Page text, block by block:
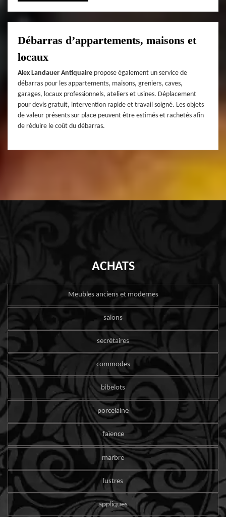
Débarras d’appartements, maisons et
locaux
Alex Landauer Antiquaire propose également un service de
débarras pour les appartements, maisons, greniers, caves,
garages, locaux professionnels, ateliers et usines. Déplacement
pour devis gratuit, intervention rapide et travail soigné. Les objets
de valeur présents sur place peuvent être estimés et rachetés afin
de réduire le coût du débarras.
ACHATS
Meubles anciens et modernes
salons
secrétaires
commodes
bibelots
porcelaine
faïence
marbre
lustres
appliques